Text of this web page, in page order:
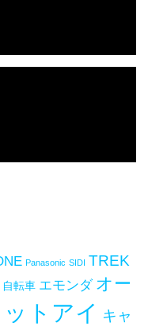
Panasonic SIDI TREK
自転車 エモンダ オー
トアイ キャ